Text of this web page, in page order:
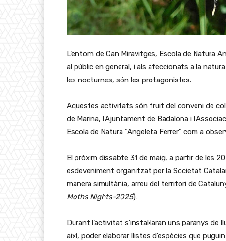
L’entorn de Can Miravitges, Escola de Natura
al públic en general, i als afeccionats a la
les nocturnes, són les protagonistes.
Aquestes activitats són fruit del conveni de
de Marina, l’Ajuntament de Badalona i
Escola de Natura “Angeleta Ferrer” com a
El pròxim dissabte 31 de maig, a partir de les
esdeveniment organitzat per la Societat
manera simultània, arreu del territori de
Moths Nights-2025).
Durant l’activitat s’instal·laran uns paranys de
així, poder elaborar llistes d’espècies que